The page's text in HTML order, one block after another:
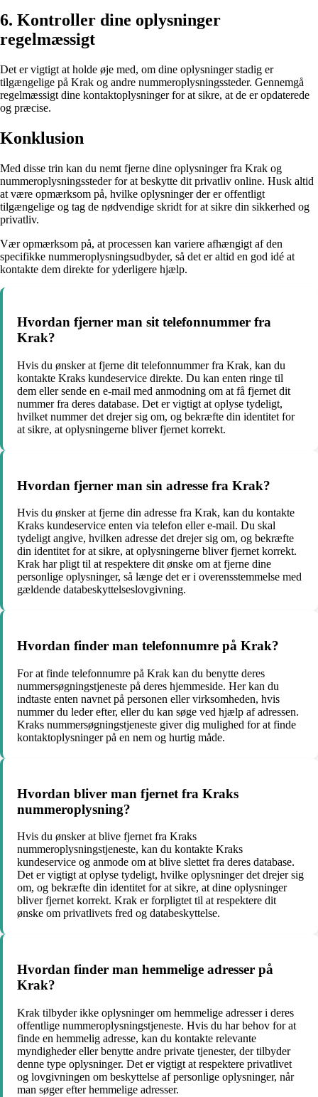
6. Kontroller dine oplysninger
regelmæssigt
Det er vigtigt at holde øje med, om dine oplysninger stadig er
tilgængelige på Krak og andre nummeroplysningssteder. Gennemgå
regelmæssigt dine kontaktoplysninger for at sikre, at de er opdaterede
og præcise.
Konklusion
Med disse trin kan du nemt fjerne dine oplysninger fra Krak og
nummeroplysningssteder for at beskytte dit privatliv online. Husk altid
at være opmærksom på, hvilke oplysninger der er offentligt
tilgængelige og tag de nødvendige skridt for at sikre din sikkerhed og
privatliv.
Vær opmærksom på, at processen kan variere afhængigt af den
specifikke nummeroplysningsudbyder, så det er altid en god idé at
kontakte dem direkte for yderligere hjælp.
Hvordan fjerner man sit telefonnummer fra
Krak?
Hvis du ønsker at fjerne dit telefonnummer fra Krak, kan du
kontakte Kraks kundeservice direkte. Du kan enten ringe til
dem eller sende en e-mail med anmodning om at få fjernet dit
nummer fra deres database. Det er vigtigt at oplyse tydeligt,
hvilket nummer det drejer sig om, og bekræfte din identitet for
at sikre, at oplysningerne bliver fjernet korrekt.
Hvordan fjerner man sin adresse fra Krak?
Hvis du ønsker at fjerne din adresse fra Krak, kan du kontakte
Kraks kundeservice enten via telefon eller e-mail. Du skal
tydeligt angive, hvilken adresse det drejer sig om, og bekræfte
din identitet for at sikre, at oplysningerne bliver fjernet korrekt.
Krak har pligt til at respektere dit ønske om at fjerne dine
personlige oplysninger, så længe det er i overensstemmelse med
gældende databeskyttelseslovgivning.
Hvordan finder man telefonnumre på Krak?
For at finde telefonnumre på Krak kan du benytte deres
nummersøgningstjeneste på deres hjemmeside. Her kan du
indtaste enten navnet på personen eller virksomheden, hvis
nummer du leder efter, eller du kan søge ved hjælp af adressen.
Kraks nummersøgningstjeneste giver dig mulighed for at finde
kontaktoplysninger på en nem og hurtig måde.
Hvordan bliver man fjernet fra Kraks
nummeroplysning?
Hvis du ønsker at blive fjernet fra Kraks
nummeroplysningstjeneste, kan du kontakte Kraks
kundeservice og anmode om at blive slettet fra deres database.
Det er vigtigt at oplyse tydeligt, hvilke oplysninger det drejer sig
om, og bekræfte din identitet for at sikre, at dine oplysninger
bliver fjernet korrekt. Krak er forpligtet til at respektere dit
ønske om privatlivets fred og databeskyttelse.
Hvordan finder man hemmelige adresser på
Krak?
Krak tilbyder ikke oplysninger om hemmelige adresser i deres
offentlige nummeroplysningstjeneste. Hvis du har behov for at
finde en hemmelig adresse, kan du kontakte relevante
myndigheder eller benytte andre private tjenester, der tilbyder
denne type oplysninger. Det er vigtigt at respektere privatlivet
og lovgivningen om beskyttelse af personlige oplysninger, når
man søger efter hemmelige adresser.